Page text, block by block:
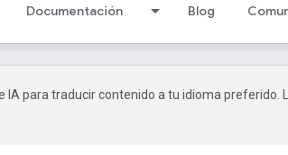
Documentación Blog
IA para traducir contenido a tu idioma preferido.